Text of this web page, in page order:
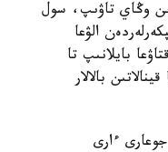
وڭاي تاۋىپ، سول
الۋعا
بايلانىپ تا
بالالار
جوعارى ءارى